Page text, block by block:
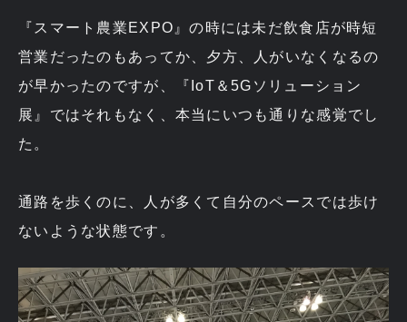
『スマート農業EXPO』の時には未だ飲食店が時短
営業だったのもあってか、夕方、人がいなくなるの
が早かったのですが、『IoT＆5Gソリューション
展』ではそれもなく、本当にいつも通りな感覚でし
た。
通路を歩くのに、人が多くて自分のペースでは歩け
ないような状態です。